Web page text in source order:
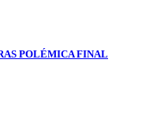
POLÉMICA FINAL